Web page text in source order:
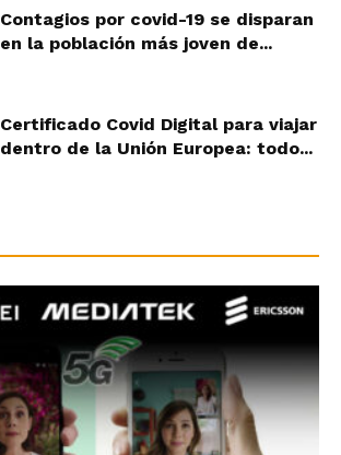
Contagios por covid-19 se disparan
en la población más joven de...
Certificado Covid Digital para viajar
dentro de la Unión Europea: todo...